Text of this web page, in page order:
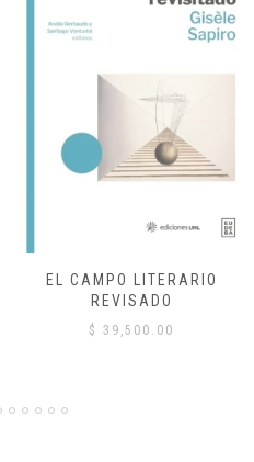
EL CAMPO LITERARIO
REVISADO
$ 39,500.00